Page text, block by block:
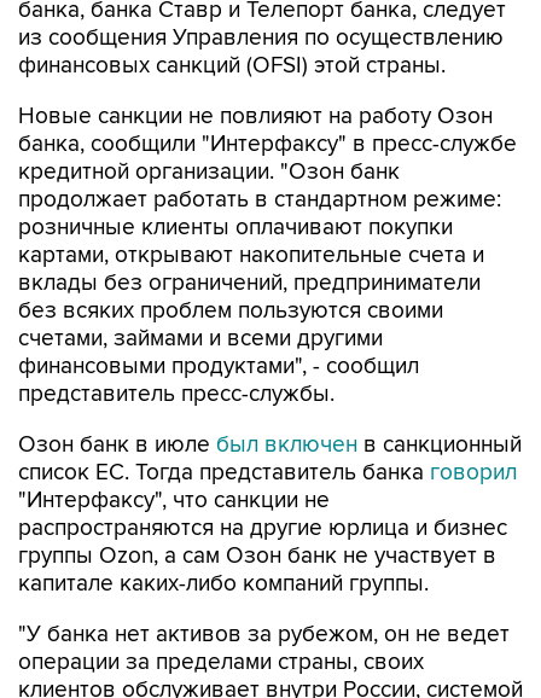
банка, банка Ставр и Телепорт банка, следует
из сообщения Управления по осуществлению
финансовых санкций (OFSI) этой страны.
Новые санкции не повлияют на работу Озон
банка, сообщили "Интерфаксу" в пресс-службе
кредитной организации. "Озон банк
продолжает работать в стандартном режиме:
розничные клиенты оплачивают покупки
картами, открывают накопительные счета и
вклады без ограничений, предприниматели
без всяких проблем пользуются своими
счетами, займами и всеми другими
финансовыми продуктами", - сообщил
представитель пресс-службы.
Озон банк в июле был включен в санкционный
список ЕС. Тогда представитель банка говорил
"Интерфаксу", что санкции не
распространяются на другие юрлица и бизнес
группы Ozon, а сам Озон банк не участвует в
капитале каких-либо компаний группы.
"У банка нет активов за рубежом, он не ведет
операции за пределами страны, своих
клиентов обслуживает внутри России, системой